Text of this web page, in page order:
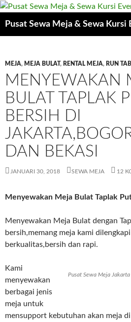
MEJA, MEJA BULAT, RENTAL MEJA, RUN
MENYEWAKAN
BULAT TAPLAK
BERSIH DI
DAN BEKASI
JANUARI 30, 2018 SEWA MEJA 12
Menyewakan Meja Bulat Taplak
Menyewakan Meja Bulat dengan
bersih,memang meja kami
berkualitas,bersih dan rapi.
Pusat Sewa Meja Jakarta
Kami
menyewakan
berbagai jenis
meja untuk
mensupport kebutuhan akan meja